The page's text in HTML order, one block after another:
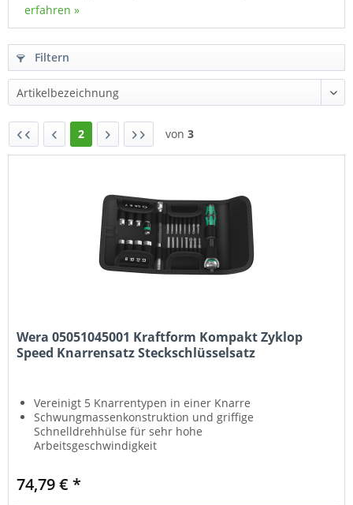
erfahren »
Filtern
2 von 3
Wera 05051045001 Kraftform Kompakt Zyklop
Speed Knarrensatz Steckschlüsselsatz
Vereinigt 5 Knarrentypen in einer Knarre
Schwungmassenkonstruktion und griffige
Schnelldrehhülse für sehr hohe
Arbeitsgeschwindigkeit
Falttasche zur Befestigung am Gürtel
74,79 € *